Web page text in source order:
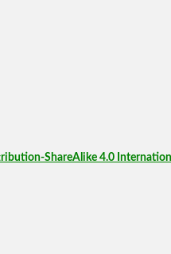
ShareAlike 4.0